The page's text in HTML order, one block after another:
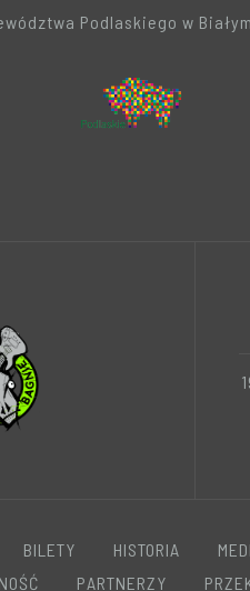
Podlaskiego w
BILETY HISTORIA
PARTNERZY